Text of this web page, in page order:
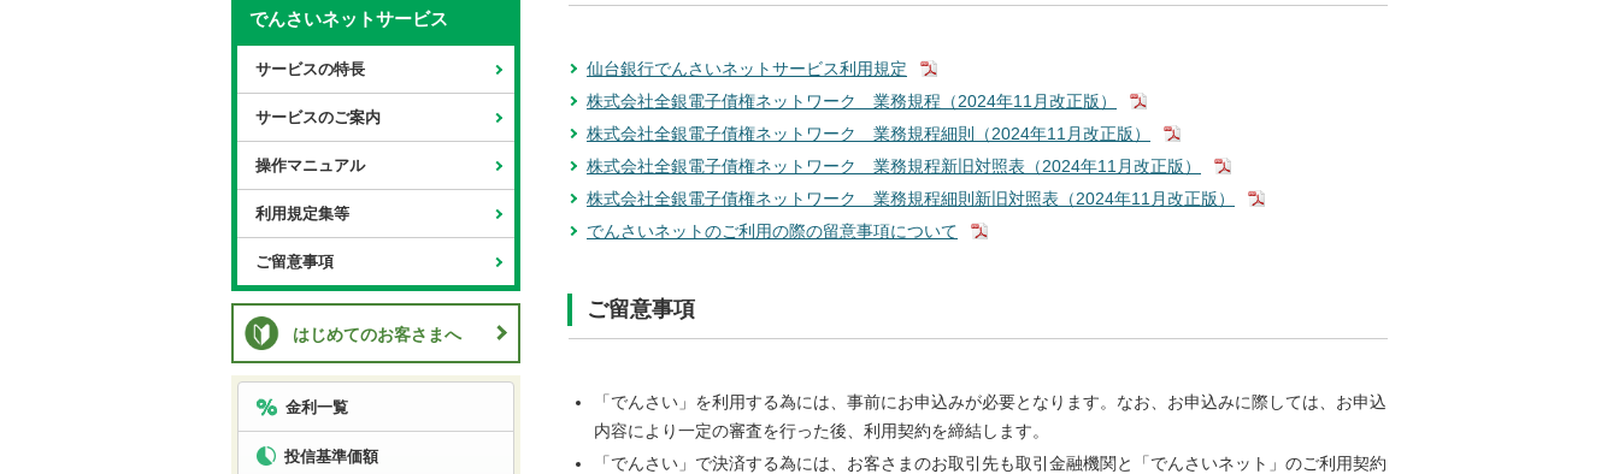
仙台銀行でんさいネットサービス利用規定
株式会社全銀電子債権ネットワーク 業務規程（2024年11月改正版）
株式会社全銀電子債権ネットワーク 業務規程細則（2024年11月改正版）
株式会社全銀電子債権ネットワーク 業務規程新旧対照表（2024年11月改正版）
株式会社全銀電子債権ネットワーク 業務規程細則新旧対照表（2024年11月改正版）
でんさいネットのご利用の際の留意事項について
ご留意事項
「でんさい」を利用する為には、事前にお申込みが必要となります。なお、お申込みに際しては、お申込
内容により一定の審査を行った後、利用契約を締結します。
「でんさい」で決済する為には、お客さまのお取引先も取引金融機関と「でんさいネット」のご利用契約
でんさいネットサービス
サービスの特長
サービスのご案内
操作マニュアル
利用規定集等
ご留意事項
はじめてのお客さまへ
金利一覧
投信基準価額